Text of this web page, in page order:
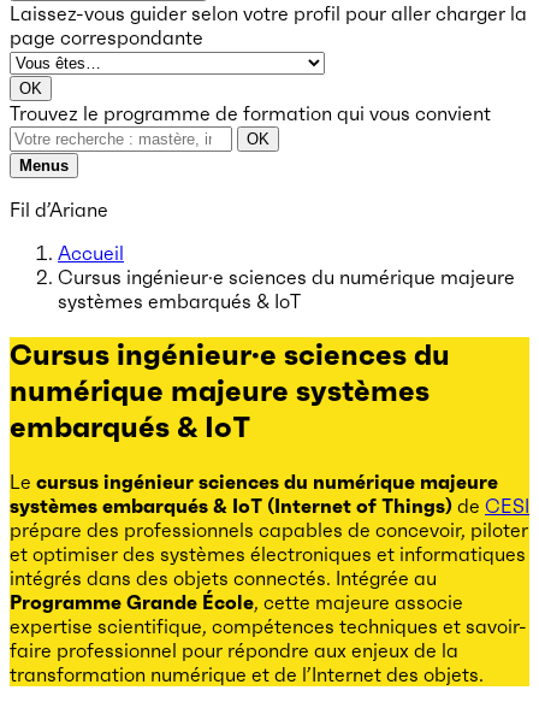
Laissez-vous guider selon votre profil pour aller charger la
page correspondante
OK
Trouvez le programme de formation qui vous convient
OK
Menus
Fil d’Ariane
Accueil
Cursus ingénieur·e sciences du numérique majeure
systèmes embarqués & IoT
Cursus ingénieur·e sciences du
numérique majeure systèmes
embarqués & IoT
Le cursus ingénieur sciences du numérique majeure
systèmes embarqués & IoT (Internet of Things) de CESI
prépare des professionnels capables de concevoir, piloter
et optimiser des systèmes électroniques et informatiques
intégrés dans des objets connectés. Intégrée au
Programme Grande École, cette majeure associe
expertise scientifique, compétences techniques et savoir-
faire professionnel pour répondre aux enjeux de la
transformation numérique et de l’Internet des objets.